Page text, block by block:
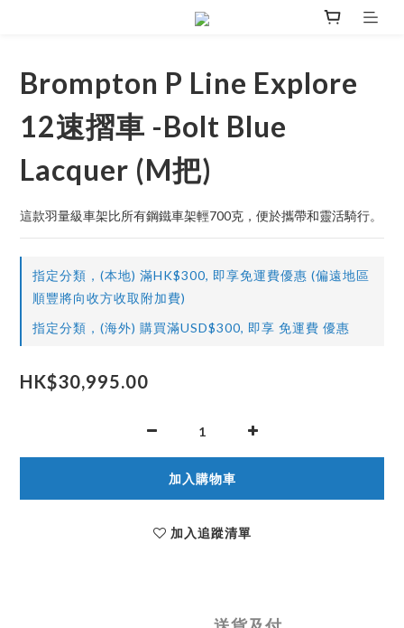
Brompton P Line Explore
12速摺車 -Bolt Blue
Lacquer (M把)
這款羽量級車架比所有鋼鐵車架輕700克，便於攜帶和靈活騎行。
指定分類，(本地) 滿HK$300, 即享免運費優惠 (偏遠地區
順豐將向收方收取附加費)
指定分類，(海外) 購買滿USD$300, 即享 免運費 優惠
HK$30,995.00
加入購物車
加入追蹤清單